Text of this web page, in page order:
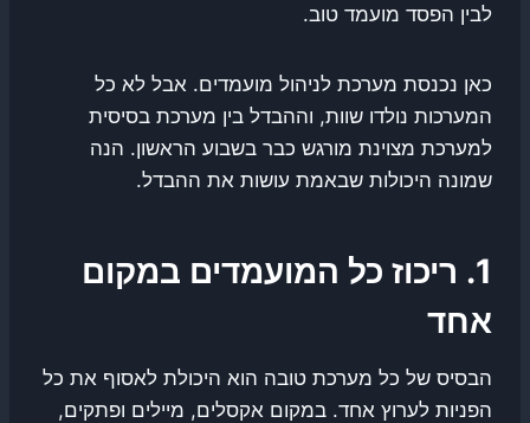
לבין הפסד מועמד טוב.
כאן נכנסת מערכת לניהול מועמדים. אבל לא כל
המערכות נולדו שוות, וההבדל בין מערכת בסיסית
למערכת מצוינת מורגש כבר בשבוע הראשון. הנה
שמונה היכולות שבאמת עושות את ההבדל.
1. ריכוז כל המועמדים במקום
אחד
הבסיס של כל מערכת טובה הוא היכולת לאסוף את כל
הפניות לערוץ אחד. במקום אקסלים, מיילים ופתקים,